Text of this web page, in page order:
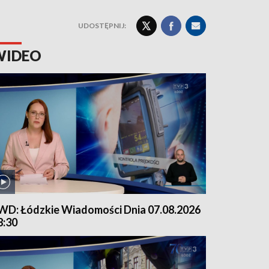
UDOSTĘPNIJ:
Łódzkie Wiadomości Dnia 07.08.2026